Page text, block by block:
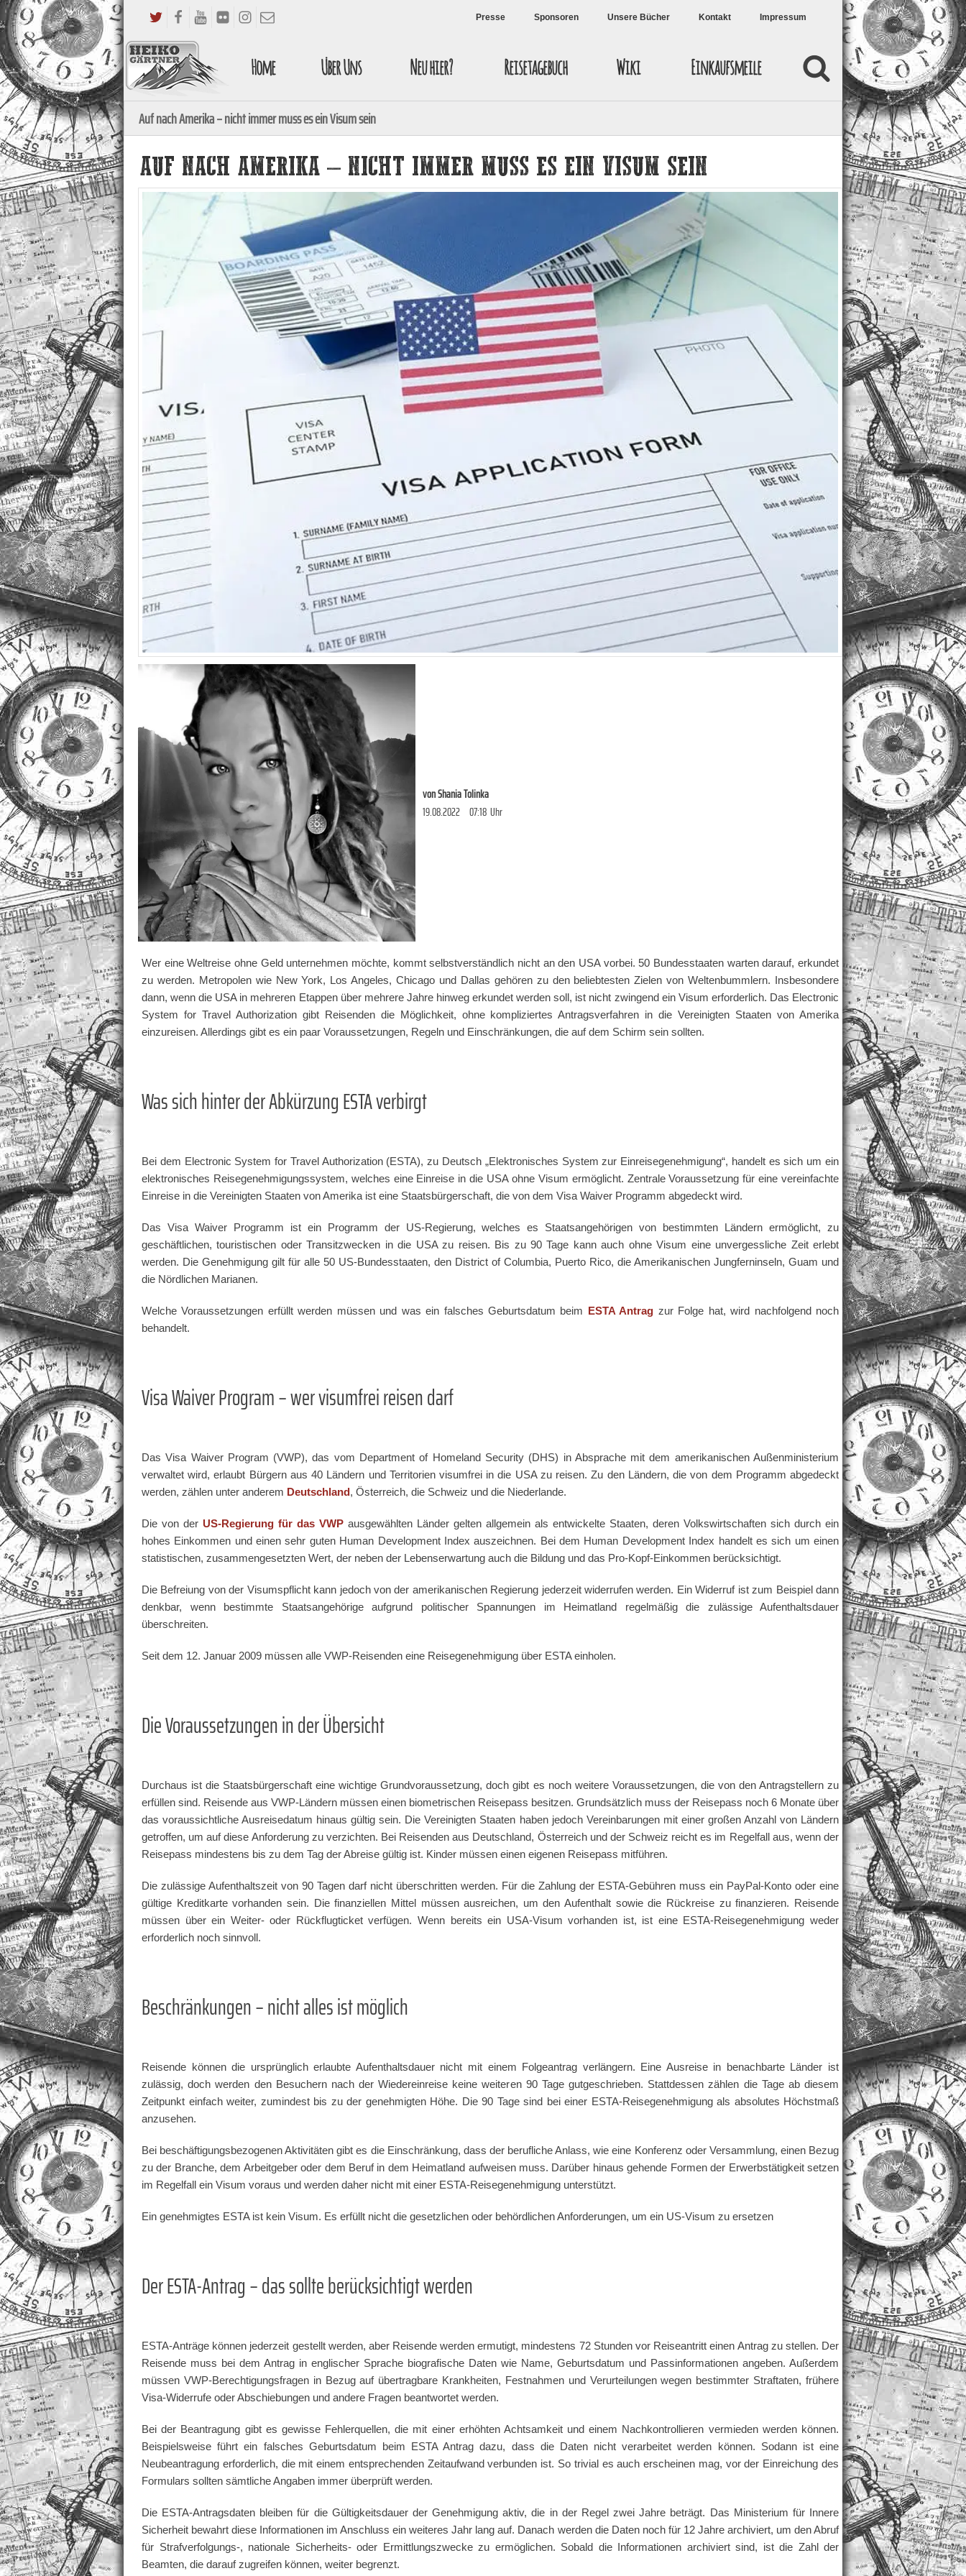
Presse Sponsoren Unsere Bücher Kontakt Impressum
Home Über Uns Neu hier? Reisetagebuch Wiki Einkaufsmeile
Auf nach Amerika – nicht immer muss es ein Visum sein
AUF NACH AMERIKA – NICHT IMMER MUSS ES EIN VISUM SEIN
vonShania Tolinka
19.08.2022 07:18 Uhr
Wer eine Weltreise ohne Geld unternehmen möchte, kommt selbstverständlich nicht an den USA vorbei. 50 Bundesstaaten warten darauf, erkundet
zu werden. Metropolen wie New York, Los Angeles, Chicago und Dallas gehören zu den beliebtesten Zielen von Weltenbummlern. Insbesondere
dann, wenn die USA in mehreren Etappen über mehrere Jahre hinweg erkundet werden soll, ist nicht zwingend ein Visum erforderlich. Das Electronic
System for Travel Authorization gibt Reisenden die Möglichkeit, ohne kompliziertes Antragsverfahren in die Vereinigten Staaten von Amerika
einzureisen. Allerdings gibt es ein paar Voraussetzungen, Regeln und Einschränkungen, die auf dem Schirm sein sollten.
Was sich hinter der Abkürzung ESTA verbirgt
Bei dem Electronic System for Travel Authorization (ESTA), zu Deutsch „Elektronisches System zur Einreisegenehmigung“, handelt es sich um ein
elektronisches Reisegenehmigungssystem, welches eine Einreise in die USA ohne Visum ermöglicht. Zentrale Voraussetzung für eine vereinfachte
Einreise in die Vereinigten Staaten von Amerika ist eine Staatsbürgerschaft, die von dem Visa Waiver Programm abgedeckt wird.
Das Visa Waiver Programm ist ein Programm der US-Regierung, welches es Staatsangehörigen von bestimmten Ländern ermöglicht, zu
geschäftlichen, touristischen oder Transitzwecken in die USA zu reisen. Bis zu 90 Tage kann auch ohne Visum eine unvergessliche Zeit erlebt
werden. Die Genehmigung gilt für alle 50 US-Bundesstaaten, den District of Columbia, Puerto Rico, die Amerikanischen Jungferninseln, Guam und
die Nördlichen Marianen.
Welche Voraussetzungen erfüllt werden müssen und was ein falsches Geburtsdatum beim ESTA Antrag zur Folge hat, wird nachfolgend noch
behandelt.
Visa Waiver Program – wer visumfrei reisen darf
Das Visa Waiver Program (VWP), das vom Department of Homeland Security (DHS) in Absprache mit dem amerikanischen Außenministerium
verwaltet wird, erlaubt Bürgern aus 40 Ländern und Territorien visumfrei in die USA zu reisen. Zu den Ländern, die von dem Programm abgedeckt
werden, zählen unter anderem Deutschland, Österreich, die Schweiz und die Niederlande.
Die von der US-Regierung für das VWP ausgewählten Länder gelten allgemein als entwickelte Staaten, deren Volkswirtschaften sich durch ein
hohes Einkommen und einen sehr guten Human Development Index auszeichnen. Bei dem Human Development Index handelt es sich um einen
statistischen, zusammengesetzten Wert, der neben der Lebenserwartung auch die Bildung und das Pro-Kopf-Einkommen berücksichtigt.
Die Befreiung von der Visumspflicht kann jedoch von der amerikanischen Regierung jederzeit widerrufen werden. Ein Widerruf ist zum Beispiel dann
denkbar, wenn bestimmte Staatsangehörige aufgrund politischer Spannungen im Heimatland regelmäßig die zulässige Aufenthaltsdauer
überschreiten.
Seit dem 12. Januar 2009 müssen alle VWP-Reisenden eine Reisegenehmigung über ESTA einholen.
Die Voraussetzungen in der Übersicht
Durchaus ist die Staatsbürgerschaft eine wichtige Grundvoraussetzung, doch gibt es noch weitere Voraussetzungen, die von den Antragstellern zu
erfüllen sind. Reisende aus VWP-Ländern müssen einen biometrischen Reisepass besitzen. Grundsätzlich muss der Reisepass noch 6 Monate über
das voraussichtliche Ausreisedatum hinaus gültig sein. Die Vereinigten Staaten haben jedoch Vereinbarungen mit einer großen Anzahl von Ländern
getroffen, um auf diese Anforderung zu verzichten. Bei Reisenden aus Deutschland, Österreich und der Schweiz reicht es im Regelfall aus, wenn der
Reisepass mindestens bis zu dem Tag der Abreise gültig ist. Kinder müssen einen eigenen Reisepass mitführen.
Die zulässige Aufenthaltszeit von 90 Tagen darf nicht überschritten werden. Für die Zahlung der ESTA-Gebühren muss ein PayPal-Konto oder eine
gültige Kreditkarte vorhanden sein. Die finanziellen Mittel müssen ausreichen, um den Aufenthalt sowie die Rückreise zu finanzieren. Reisende
müssen über ein Weiter- oder Rückflugticket verfügen. Wenn bereits ein USA-Visum vorhanden ist, ist eine ESTA-Reisegenehmigung weder
erforderlich noch sinnvoll.
Beschränkungen – nicht alles ist möglich
Reisende können die ursprünglich erlaubte Aufenthaltsdauer nicht mit einem Folgeantrag verlängern. Eine Ausreise in benachbarte Länder ist
zulässig, doch werden den Besuchern nach der Wiedereinreise keine weiteren 90 Tage gutgeschrieben. Stattdessen zählen die Tage ab diesem
Zeitpunkt einfach weiter, zumindest bis zu der genehmigten Höhe. Die 90 Tage sind bei einer ESTA-Reisegenehmigung als absolutes Höchstmaß
anzusehen.
Bei beschäftigungsbezogenen Aktivitäten gibt es die Einschränkung, dass der berufliche Anlass, wie eine Konferenz oder Versammlung, einen Bezug
zu der Branche, dem Arbeitgeber oder dem Beruf in dem Heimatland aufweisen muss. Darüber hinaus gehende Formen der Erwerbstätigkeit setzen
im Regelfall ein Visum voraus und werden daher nicht mit einer ESTA-Reisegenehmigung unterstützt.
Ein genehmigtes ESTA ist kein Visum. Es erfüllt nicht die gesetzlichen oder behördlichen Anforderungen, um ein US-Visum zu ersetzen
Der ESTA-Antrag – das sollte berücksichtigt werden
ESTA-Anträge können jederzeit gestellt werden, aber Reisende werden ermutigt, mindestens 72 Stunden vor Reiseantritt einen Antrag zu stellen. Der
Reisende muss bei dem Antrag in englischer Sprache biografische Daten wie Name, Geburtsdatum und Passinformationen angeben. Außerdem
müssen VWP-Berechtigungsfragen in Bezug auf übertragbare Krankheiten, Festnahmen und Verurteilungen wegen bestimmter Straftaten, frühere
Visa-Widerrufe oder Abschiebungen und andere Fragen beantwortet werden.
Bei der Beantragung gibt es gewisse Fehlerquellen, die mit einer erhöhten Achtsamkeit und einem Nachkontrollieren vermieden werden können.
Beispielsweise führt ein falsches Geburtsdatum beim ESTA Antrag dazu, dass die Daten nicht verarbeitet werden können. Sodann ist eine
Neubeantragung erforderlich, die mit einem entsprechenden Zeitaufwand verbunden ist. So trivial es auch erscheinen mag, vor der Einreichung des
Formulars sollten sämtliche Angaben immer überprüft werden.
Die ESTA-Antragsdaten bleiben für die Gültigkeitsdauer der Genehmigung aktiv, die in der Regel zwei Jahre beträgt. Das Ministerium für Innere
Sicherheit bewahrt diese Informationen im Anschluss ein weiteres Jahr lang auf. Danach werden die Daten noch für 12 Jahre archiviert, um den Abruf
für Strafverfolgungs-, nationale Sicherheits- oder Ermittlungszwecke zu ermöglichen. Sobald die Informationen archiviert sind, ist die Zahl der
Beamten, die darauf zugreifen können, weiter begrenzt.